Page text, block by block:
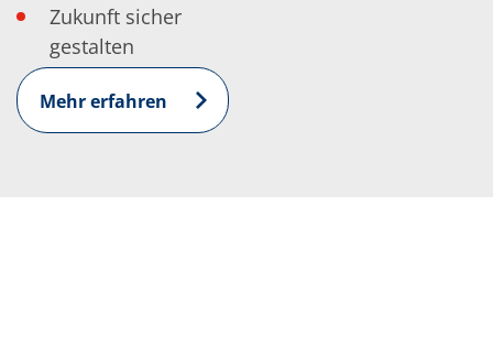
Zukunft sicher
gestalten
Mehr erfahren